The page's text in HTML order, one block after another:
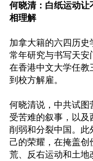
何晓清：白纸运动
相理解
加拿大籍的六四历
常年研究与书写天
在香港中文大学任教
到校方解雇。
何晓清说，中共试图
受苦难的叙事，以
削弱和分裂中国。此
己的荣耀，在掩盖
荒、反右运动和土